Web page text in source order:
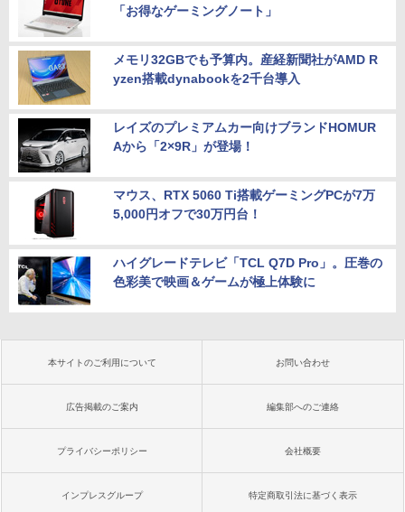
「お得なゲーミングノート」
メモリ32GBでも予算内。産経新聞社がAMD R
yzen搭載dynabookを2千台導入
レイズのプレミアムカー向けブランドHOMUR
Aから「2×9R」が登場！
マウス、RTX 5060 Ti搭載ゲーミングPCが7万
5,000円オフで30万円台！
ハイグレードテレビ「TCL Q7D Pro」。圧巻の
色彩美で映画＆ゲームが極上体験に
本サイトのご利用について お問い合わせ
広告掲載のご案内 編集部へのご連絡
プライバシーポリシー 会社概要
インプレスグループ 特定商取引法に基づく表示